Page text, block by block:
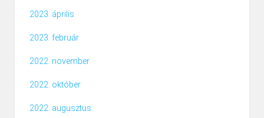
2023. április
2023. február
2022. november
2022. október
2022. augusztus